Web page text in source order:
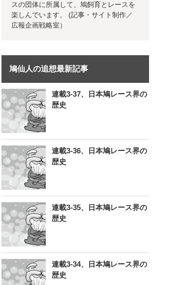
スの団体に所属して、鳩飼育とレースを
楽しんでいます。 (記事・サイト制作／
広報企画戦略室）
鳩仙人の追想最新記事
連載3-37、日本鳩レース界の
歴史
連載3-36、日本鳩レース界の
歴史
連載3-35、日本鳩レース界の
歴史
連載3-34、日本鳩レース界の
歴史